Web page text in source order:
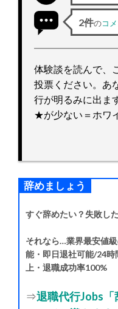
2件のコ
体験談を読んで、
投票ください。あ
行が明るみに出ま
★が少ない＝ホワ
辞めましょう
すぐ辞めたい？失敗し
それなら…業界最安値
能・即日退社可能/24
上・退職成功率100%
⇒退職代行Jobs